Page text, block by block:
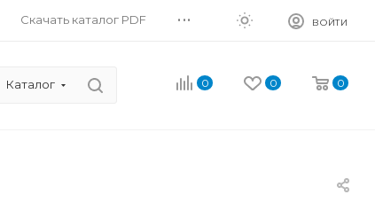
Скачать каталог PDF ... ВОЙТИ
Каталог 0 0 0